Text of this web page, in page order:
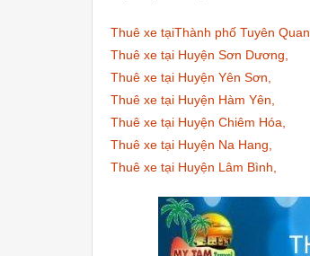
Thuê xe tạiThành phố Tuyên
Thuê xe tại Huyện Sơn Dương,
Thuê xe tại Huyện Yên Sơn,
Thuê xe tại Huyện Hàm Yên,
Thuê xe tại Huyện Chiêm Hóa,
Thuê xe tại Huyện Na Hang,
Thuê xe tại Huyện Lâm Bình,